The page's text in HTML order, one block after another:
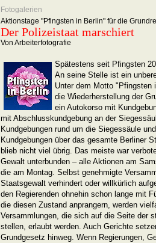
Fotogalerien
Aktionstage "Pfingsten in Berlin" für die
Der Polizeistaat marschiert
Von Arbeiterfotografie
Spätestens seit Pfingsten
An seine Stelle ist ein
Unter dem Motto "Pfingsten
die Wiederherstellung der
ein Autokorso mit
mit Abschlusskundgebung an der
Kundgebungen rund um die Siegessäule
Kundgebungen über das gesamte Berliner
blieb nicht viel übrig. Das meiste war
Gewalt unterbunden – alle Aktionen am
die am Montag. Selbst genehmigte
Staatsgewalt verhindert oder willkürlich
den Regierenden ohnehin schon lange mit
die diesen Zustand anprangern, werden
Versammlungen, die sich auf die Seite der
stellen, erlaubt werden. Auch Gerichte
Grundgesetz hinweg. Wenn Regierungen,